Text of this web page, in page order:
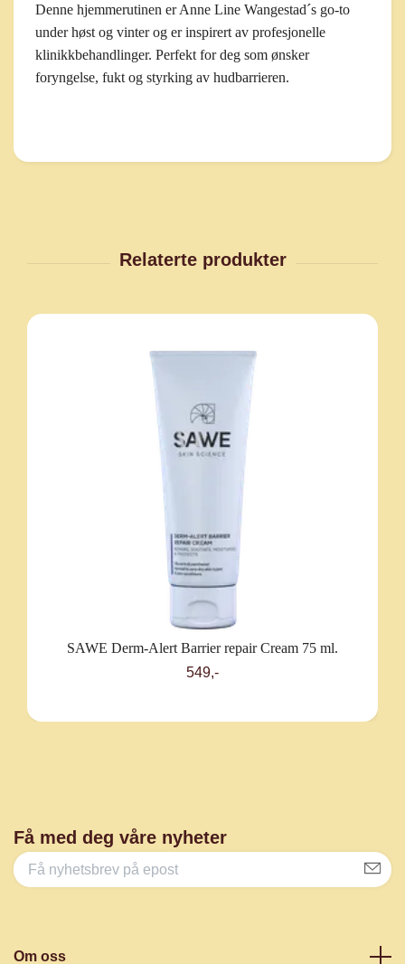
Denne hjemmerutinen er Anne Line Wangestad´s go-to
under høst og vinter og er inspirert av profesjonelle
klinikkbehandlinger. Perfekt for deg som ønsker
foryngelse, fukt og styrking av hudbarrieren.
SAWE Derm-Alert Barrier repair Cream 75 ml.
549,-
Få med deg våre nyheter
Om oss